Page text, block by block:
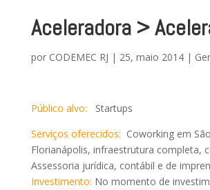
Aceleradora >
por CODEMEC RJ | 25, maio 2014|
Público alvo: Startups
Serviços oferecidos: Coworking em
Florianápolis, infraestrutura completa,
Assessoria jurídica, contábil e de
Investimento: No momento de